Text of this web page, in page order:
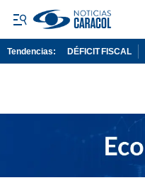
Tendencias: DÉFICIT FISCAL